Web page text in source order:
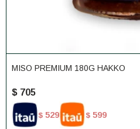
MISO PREMIUM 180G HAKKO
$ 705
$ 529 $ 599